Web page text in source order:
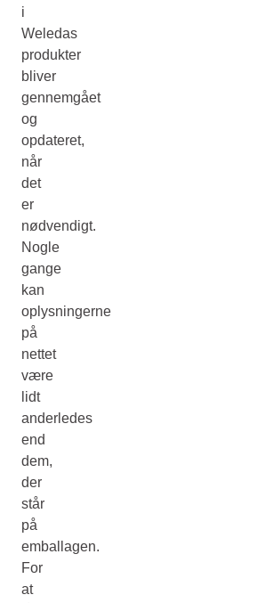
i
Weledas
produkter
bliver
gennemgået
og
opdateret,
når
det
er
nødvendigt.
Nogle
gange
kan
oplysningerne
på
nettet
være
lidt
anderledes
end
dem,
der
står
på
emballagen.
For
at